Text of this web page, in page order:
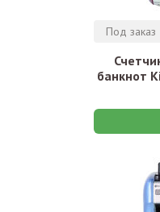
Под заказ
банкнот